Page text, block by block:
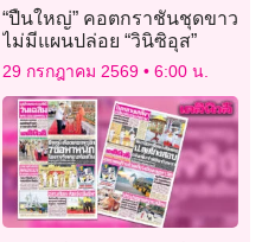
“ปืนใหญ่” คอตกราชันชุดขาว
ไม่มีแผนปล่อย “วินิซิอุส”
29 กรกฎาคม 2569 6:00 น.